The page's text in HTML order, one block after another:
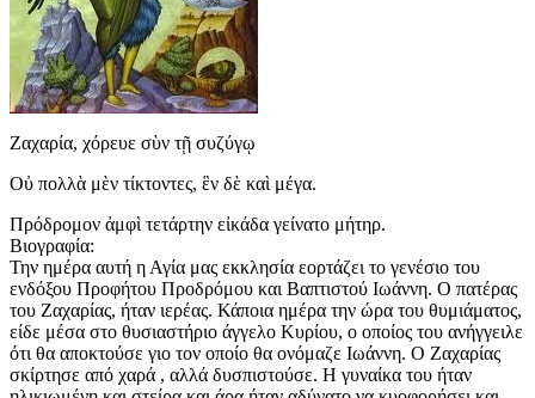
Ζαχαρία, χόρευε σὺν τῇ συζύγῳ
Οὐ πολλὰ μὲν τίκτοντες, ἓν δὲ καὶ μέγα.
Πρόδρομον ἀμφὶ τετάρτην εἰκάδα γείνατο μήτηρ.
Βιογραφία:
Την ημέρα αυτή η Αγία μας εκκλησία εορτάζει το γενέσιο του
ενδόξου Προφήτου Προδρόμου και Βαπτιστού Ιωάννη. Ο πατέρας
του Ζαχαρίας, ήταν ιερέας. Κάποια ημέρα την ώρα του θυμιάματος,
είδε μέσα στο θυσιαστήριο άγγελο Κυρίου, ο οποίος του ανήγγειλε
ότι θα αποκτούσε γιο τον οποίο θα ονόμαζε Ιωάννη. Ο Ζαχαρίας
σκίρτησε από χαρά , αλλά δυσπιστούσε. Η γυναίκα του ήταν